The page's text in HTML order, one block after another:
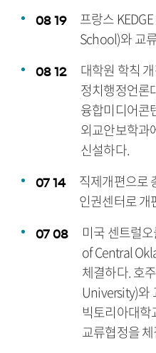
08 19
프랑스
School)와 교
08 12
대학원 학칙
정치행정언론
융합미디어콘
외교안보학과
신설하다.
07 14
직제개편으로
인권센터로 개
07 08
미국 센트럴
of Central
체결하다. 호
University)와
빅토리아대
교류협정을